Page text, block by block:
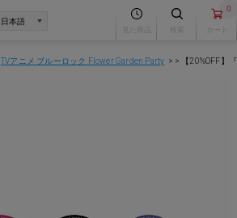
0
TVアニメ ブルーロック Flower Garden Party 【20%OFF